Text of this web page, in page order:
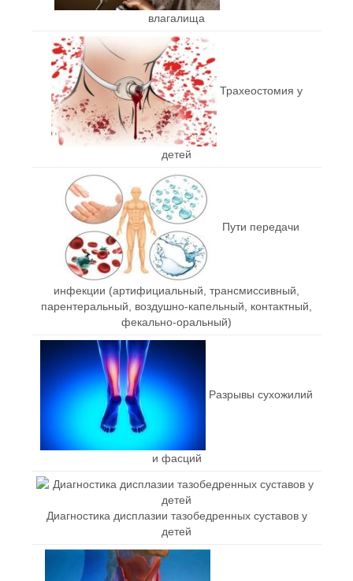
влагалища
Трахеостомия у
детей
Пути передачи
инфекции (артифициальный, трансмиссивный,
парентеральный, воздушно-капельный, контактный,
фекально-оральный)
Разрывы сухожилий
и фасций
Диагностика дисплазии тазобедренных суставов у
детей